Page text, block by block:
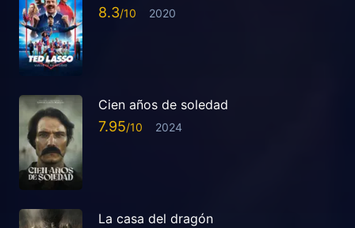
8.3 2020
Cien años de soledad
7.95 2024
La casa del dragón